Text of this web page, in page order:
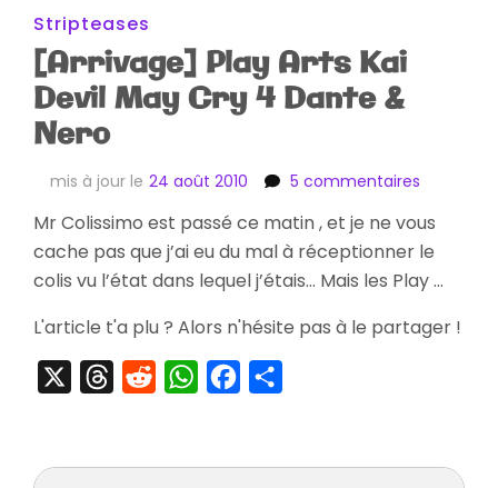
Stripteases
[Arrivage] Play Arts Kai
Devil May Cry 4 Dante &
Nero
mis à jour le 24 août 2010 5 commentaires
Play
Arts
Kai
Devil
May
Cry
Mr Colissimo est passé ce matin , et je ne vous
cache pas que j’ai eu du mal à réceptionner le
colis vu l’état dans lequel j’étais… Mais les Play …
L'article t'a plu ? Alors n'hésite pas à le partager !
ThreadsRedditWhatsAppFacebook